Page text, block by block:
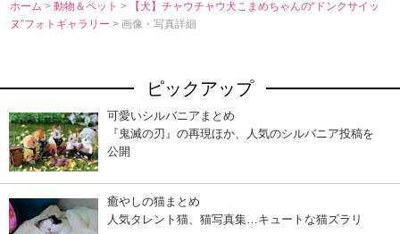
ホーム >動物＆ペット>
【犬】チャウチャウ犬こまめちゃんの“ドンクサイッ
ヌ”フォトギャラリー> 画像・写真詳細
ピックアップ
可愛いシルバニアまとめ
『鬼滅の刃』の再現ほか、人気のシルバニア投稿を
公開
癒やしの猫まとめ
人気タレント猫、猫写真集…キュートな猫ズラリ